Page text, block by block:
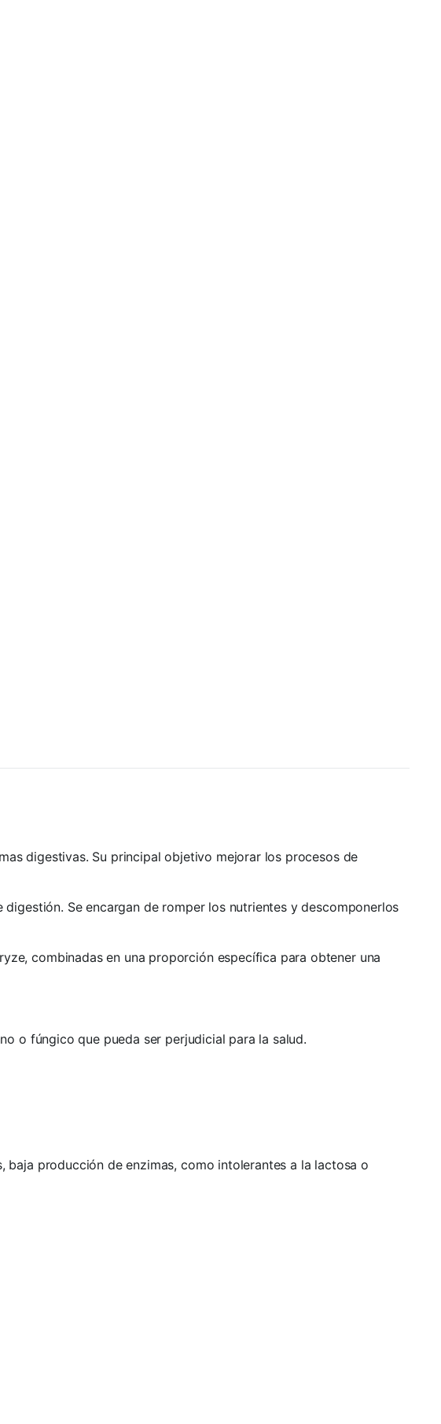
digestivas. Su principal objetivo mejorar los procesos de
Se encargan de romper los nutrientes y descomponerlos
combinadas en una proporción específica para obtener una
o fúngico que pueda ser perjudicial para la salud.
baja producción de enzimas, como intolerantes a la lactosa o